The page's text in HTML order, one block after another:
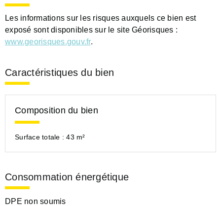
Les informations sur les risques auxquels ce bien est
exposé sont disponibles sur le site Géorisques :
www.georisques.gouv.fr.
Caractéristiques du bien
Composition du bien
Surface totale :43 m²
Consommation énergétique
DPE non soumis